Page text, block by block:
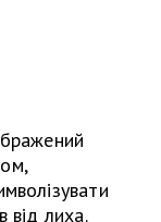
від лиха.